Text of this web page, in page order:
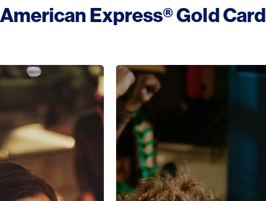
Express® Gold Card